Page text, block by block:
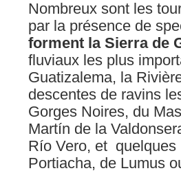
Nombreux sont les
par la présence de
forment la Sierra de
fluviaux les plus
Guatizalema, la
descentes de ravins
Gorges Noires, du
Martín de la
Río Vero, et quelques
Portiacha, de Lumus